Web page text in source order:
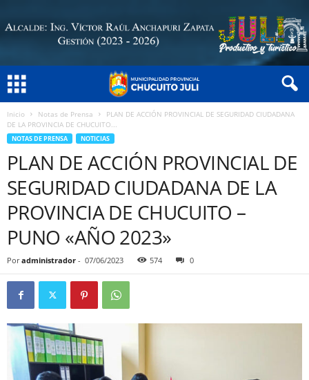
Inicio Notas de Prensa
PLAN DE ACCIÓN PROVINCIAL DE SEGURIDAD CIUDADANA
DE LA PROVINCIA DE CHUCUITO...
NOTAS DE PRENSA NOTICIAS
PLAN DE ACCIÓN PROVINCIAL DE
SEGURIDAD CIUDADANA DE LA
PROVINCIA DE CHUCUITO –
PUNO «AÑO 2023»
Por administrador - 07/06/2023 574 0